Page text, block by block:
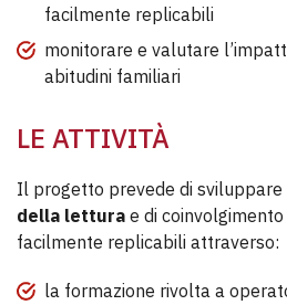
facilmente replicabili
monitorare e valutare
abitudini familiari
LE ATTIVITÀ
Il progetto prevede di sviluppare
della lettura e di
facilmente replicabili attraverso:
la formazione rivolta a